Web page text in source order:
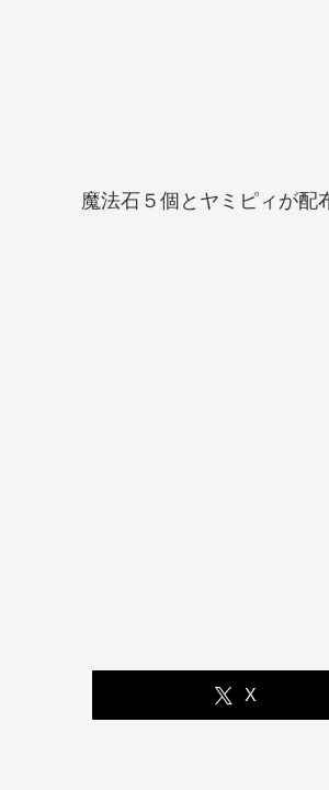
魔法石５個とヤミピィが配
X